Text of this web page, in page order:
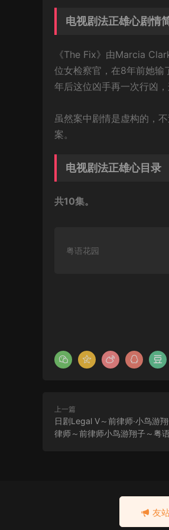
电视剧法正雄心剧情
《The Fix》由Marcia
位女检察官，在8年前她输
年后这位凶手再一次行凶
虽然案中剧情是虚构的，
案。
电视剧法正雄心目录
共10集。
粤语花园
上一篇
日剧Legal V～前律师·小鸟游
律师～前律师小鸟游翔子～粤
械哥斯拉 酷斯拉大战
斯拉 哥斯拉X机械哥
ジラ×メカゴジラ
友